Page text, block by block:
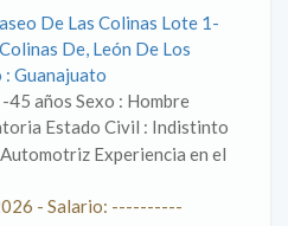
De Las Colinas Lote 1-
De, León De Los
: Guanajuato
45 años Sexo : Hombre
Estado Civil : Indistinto
Automotriz Experiencia en el
- Salario: ----------